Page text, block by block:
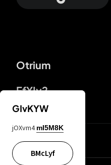
Otrium
FfYIy2
65A04M
GIvKYW
jOXvm4 mI5M8K
BMcLyf